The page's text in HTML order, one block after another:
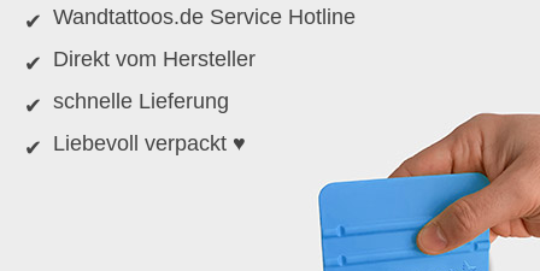
Wandtattoos.de Service Hotline
Direkt vom Hersteller
schnelle Lieferung
Liebevoll verpackt ♥